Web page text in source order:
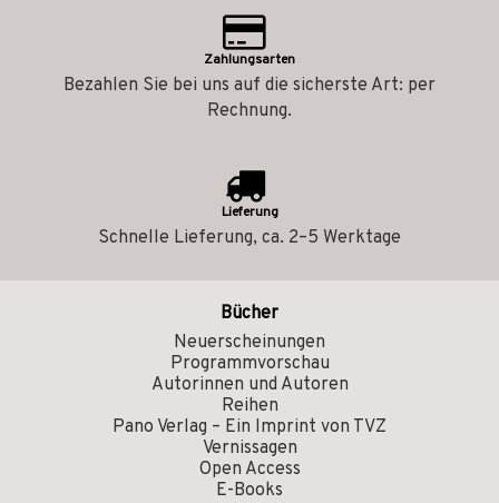
Zahlungsarten
Bezahlen Sie bei uns auf die sicherste Art: per
Rechnung.
Lieferung
Schnelle Lieferung, ca. 2–5 Werktage
Bücher
Neuerscheinungen
Programmvorschau
Autorinnen und Autoren
Reihen
Pano Verlag – Ein Imprint von TVZ
Vernissagen
Open Access
E-Books